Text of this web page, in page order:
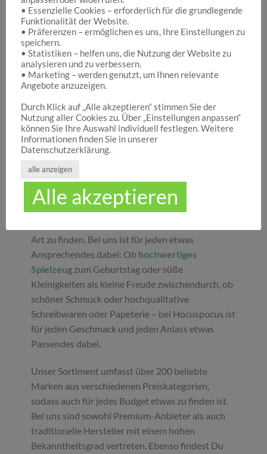
Hocuspocus – Ihr Onlineshop für die schönen
Dinge des Lebens
Hocuspocus ist die richtige Anlaufstelle für Dich,
wenn Du auf der Suche nach schönen
Geschenken , tollenSpielwarenoder
ansprechenderDekorationbist. Wir von
Hocuspocus wissen schöne Dinge stets zu
schätzen und legen daher großen Wert darauf,
dass bei uns Groß und Klein etwas finden, was sie
glücklich macht. Jeder Tag ist ein guter Anlass, um
seinen Liebsten oder sich selbst eine Freude zu
machen. Unser umfassendes Sortiment gibt Ihnen
Art zu finden. Bei uns ist für jeden etwas
Ansprechendes dabei: Ob hochwertiges
Spielzeug zum Geburtstag oder süße
Kleinigkeiten als kleine Freude zwischendurch, ob
schöner Schmuck oder hochqualitative
Schreibwaren oder Papeterie – bei Hocuspocus ist
für jeden Geschmack und jeden Anlass etwas
Passendes dabei.
Unser Sortiment umfasst über 200 beliebte
Marken aus verschiedenen Preiskategorien,
sodass auch für jedes Budget etwas zu finden ist.
Bei uns sind sowohl Premium-Anbieter als auch
traditionelle Hersteller mit einem hohen
Bekanntheitsgrad vertreten. Ebenso findest Du
• Essenzielle Cookies – erforderlich für die grundlegende
Funktionalität der Website.
• Präferenzen – ermöglichen es uns, Ihre Einstellungen zu
speichern.
• Statistiken – helfen uns, die Nutzung der Website zu
analysieren und zu verbessern.
• Marketing – werden genutzt, um Ihnen relevante
Angebote anzuzeigen.
Durch Klick auf „Alle akzeptieren“ stimmen Sie der
Nutzung aller Cookies zu. Über „Einstellungen anpassen“
können Sie Ihre Auswahl individuell festlegen. Weitere
Informationen finden Sie in unserer
Datenschutzerklärung.
alle anzeigen
Alle akzeptieren